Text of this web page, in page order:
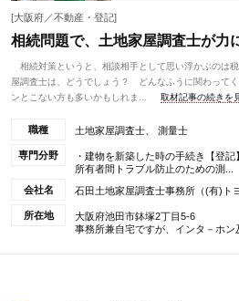
[大阪府／不動産・登記]
相続問題で、土地家屋調査士が力
相続対策というと、相談相手として思い浮かぶのは
屋調査士は、どうでしょう？ どんなふうに関わって
ンとこない方も多いかもしれま...
取材記事の続きを
職種 土地家屋調査士、 測量士
専門分野
・建物を新築した時の手続き【登
所有者間トラブル防止のための測...
会社名
石田土地家屋調査士事務所（(有)ト
所在地
大阪府池田市鉢塚2丁目5-6
事務所兼自宅ですが、インタ－ホン